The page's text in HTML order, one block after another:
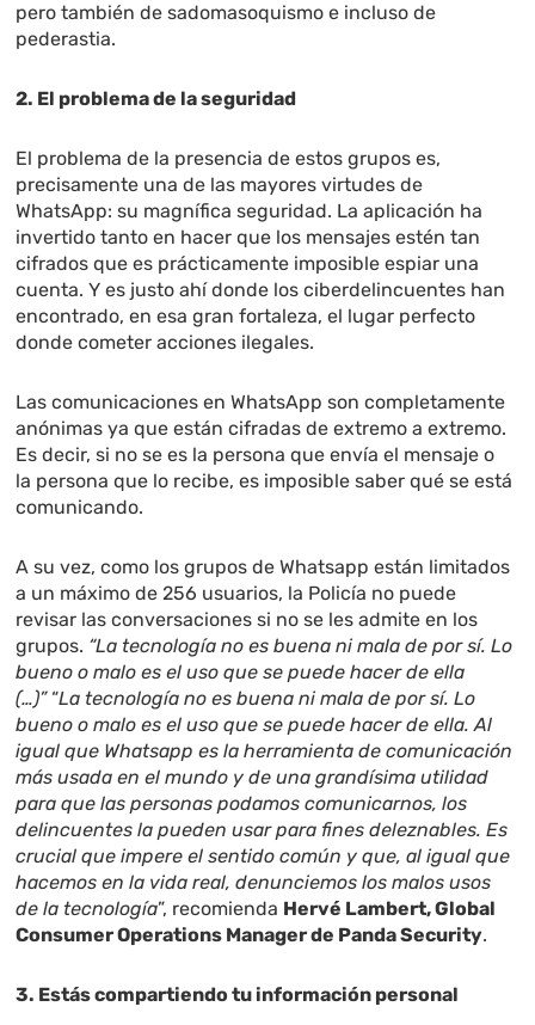
pero también de sadomasoquismo e incluso de
pederastia.
2. El problema de la seguridad
El problema de la presencia de estos grupos es,
precisamente una de las mayores virtudes de
WhatsApp: su magnífica seguridad. La aplicación ha
invertido tanto en hacer que los mensajes estén tan
cifrados que es prácticamente imposible espiar una
cuenta. Y es justo ahí donde los ciberdelincuentes han
encontrado, en esa gran fortaleza, el lugar perfecto
donde cometer acciones ilegales.
Las comunicaciones en WhatsApp son completamente
anónimas ya que están cifradas de extremo a extremo.
Es decir, si no se es la persona que envía el mensaje o
la persona que lo recibe, es imposible saber qué se está
comunicando.
A su vez, como los grupos de Whatsapp están limitados
a un máximo de 256 usuarios, la Policía no puede
revisar las conversaciones si no se les admite en los
grupos. “La tecnología no es buena ni mala de por sí. Lo
bueno o malo es el uso que se puede hacer de ella
(…)” “La tecnología no es buena ni mala de por sí. Lo
bueno o malo es el uso que se puede hacer de ella. Al
igual que Whatsapp es la herramienta de comunicación
más usada en el mundo y de una grandísima utilidad
para que las personas podamos comunicarnos, los
delincuentes la pueden usar para fines deleznables. Es
crucial que impere el sentido común y que, al igual que
hacemos en la vida real, denunciemos los malos usos
de la tecnología”, recomienda Hervé Lambert, Global
Consumer Operations Manager de Panda Security.
3. Estás compartiendo tu información personal